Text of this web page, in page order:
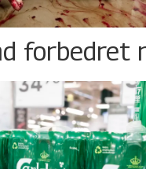
forbedret